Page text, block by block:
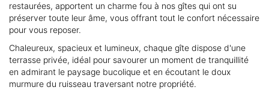
restaurées, apportent un charme fou à nos gîtes qui ont su
préserver toute leur âme, vous offrant tout le confort nécessaire
pour vous reposer.
Chaleureux, spacieux et lumineux, chaque gîte dispose d'une
terrasse privée, idéal pour savourer un moment de tranquillité
en admirant le paysage bucolique et en écoutant le doux
murmure du ruisseau traversant notre propriété.